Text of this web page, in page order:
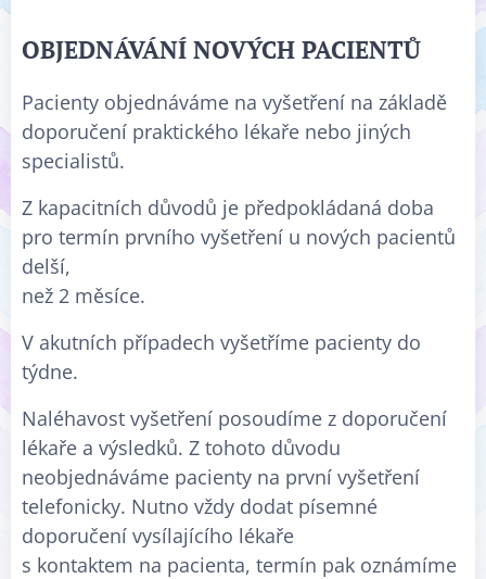
OBJEDNÁVÁNÍ NOVÝCH PACIENTŮ
Pacienty objednáváme na vyšetření na základě
doporučení praktického lékaře nebo jiných
specialistů.
Z kapacitních důvodů je předpokládaná doba
pro termín prvního vyšetření u nových pacientů
delší,
než 2 měsíce.
V akutních případech vyšetříme pacienty do
týdne.
Naléhavost vyšetření posoudíme z doporučení
lékaře a výsledků. Z tohoto důvodu
neobjednáváme pacienty na první vyšetření
telefonicky. Nutno vždy dodat písemné
doporučení vysílajícího lékaře
s kontaktem na pacienta, termín pak oznámíme